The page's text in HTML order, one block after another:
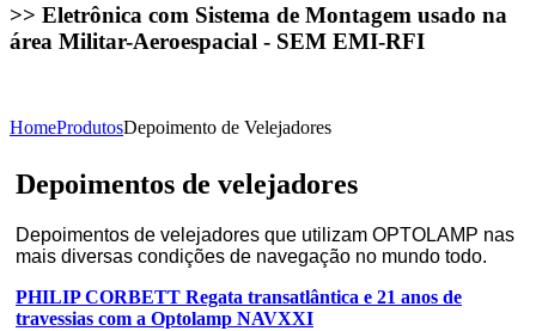
>> Eletrônica com Sistema de Montagem usado na
área Militar-Aeroespacial - SEM EMI-RFI
HomeProdutosDepoimento de Velejadores
Depoimentos de velejadores
Depoimentos de velejadores que utilizam OPTOLAMP nas
mais diversas condições de navegação no mundo todo.
PHILIP CORBETT Regata transatlântica e 21 anos de
travessias com a Optolamp NAVXXI